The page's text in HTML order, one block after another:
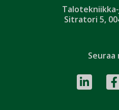
Sitratori 5,
Seuraa